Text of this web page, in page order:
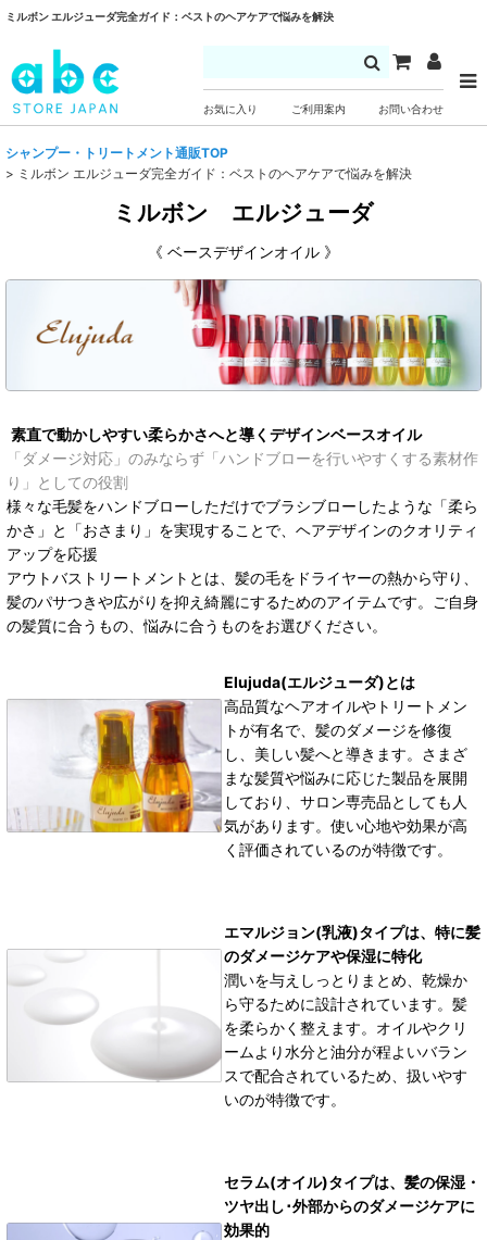
ミルボン エルジューダ完全ガイド：ベストのヘアケアで悩みを解決
お気に入り ご利用案内 お問い合わせ
シャンプー・トリートメント通販TOP
> ミルボン エルジューダ完全ガイド：ベストのヘアケアで悩みを解決
ミルボン エルジューダ
《 ベースデザインオイル 》
素直で動かしやすい柔らかさへと導くデザインベースオイル
「ダメージ対応」のみならず「ハンドブローを行いやすくする素材作
り」としての役割
様々な毛髪をハンドブローしただけでブラシブローしたような「柔ら
かさ」と「おさまり」を実現することで、ヘアデザインのクオリティ
アップを応援
アウトバストリートメントとは、髪の毛をドライヤーの熱から守り、
髪のパサつきや広がりを抑え綺麗にするためのアイテムです。ご自身
の髪質に合うもの、悩みに合うものをお選びください。
Elujuda(エルジューダ)とは
高品質なヘアオイルやトリートメン
トが有名で、髪のダメージを修復
し、美しい髪へと導きます。さまざ
まな髪質や悩みに応じた製品を展開
しており、サロン専売品としても人
気があります。使い心地や効果が高
く評価されているのが特徴です。
エマルジョン(乳液)タイプは、特に髪
のダメージケアや保湿に特化
潤いを与えしっとりまとめ、乾燥か
ら守るために設計されています。髪
を柔らかく整えます。 オイルやクリ
ームより水分と油分が程よいバラン
スで配合されているため、扱いやす
いのが特徴です。
セラム(オイル)タイプは、髪の保湿・
ツヤ出し･外部からのダメージケアに
効果的